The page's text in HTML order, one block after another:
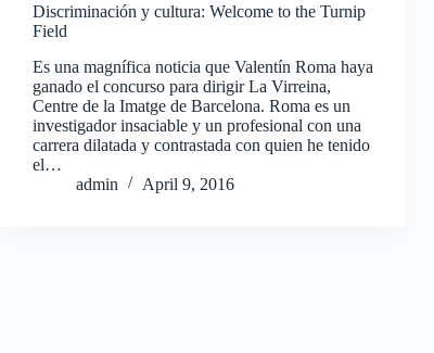
Discriminación y cultura: Welcome to the Turnip
Field
Es una magnífica noticia que Valentín Roma haya
ganado el concurso para dirigir La Virreina,
Centre de la Imatge de Barcelona. Roma es un
investigador insaciable y un profesional con una
carrera dilatada y contrastada con quien he tenido
el…
admin
April 9, 2016